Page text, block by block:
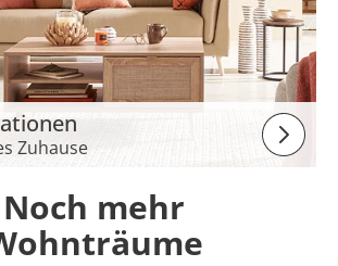
Zuhause
Noch mehr